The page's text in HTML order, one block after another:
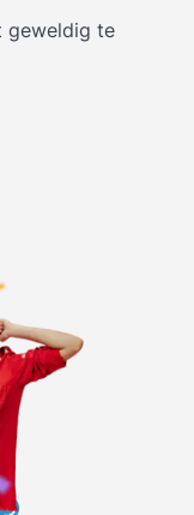
geweldig te